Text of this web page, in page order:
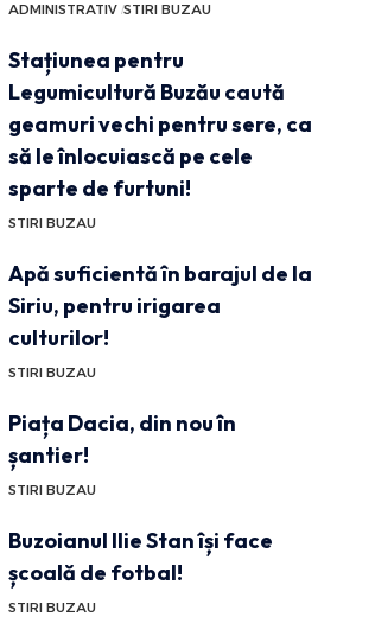
ADMINISTRATIV STIRI BUZAU
Stațiunea pentru
Legumicultură Buzău caută
geamuri vechi pentru sere, ca
să le înlocuiască pe cele
sparte de furtuni!
STIRI BUZAU
Apă suficientă în barajul de la
Siriu, pentru irigarea
culturilor!
STIRI BUZAU
Piața Dacia, din nou în
șantier!
STIRI BUZAU
Buzoianul Ilie Stan își face
școală de fotbal!
STIRI BUZAU